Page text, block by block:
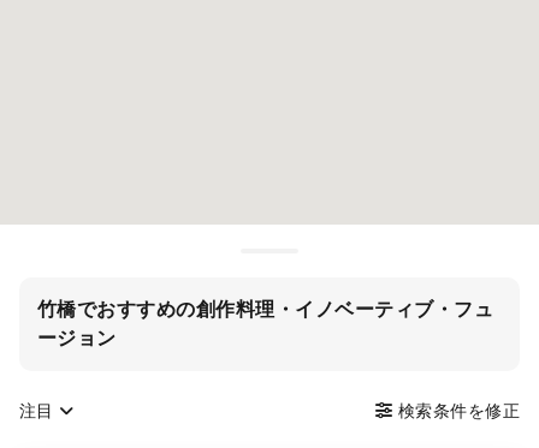
竹橋でおすすめの創作料理・イノベーティブ・フュ
ージョン
注目 検索条件を修正